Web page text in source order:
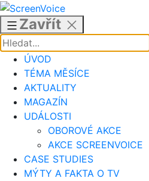
Přejít
obsahu
Zavřít
ÚVOD
TÉMA MĚSÍCE
AKTUALITY
MAGAZÍN
UDÁLOSTI
OBOROVÉ AKCE
AKCE SCREENVOICE
CASE STUDIES
MÝTY A FAKTA O TV